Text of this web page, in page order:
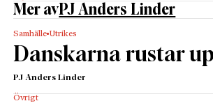
Mer avPJ Anders Linder
Samhälle Utrikes
Danskarna rustar
PJ Anders Linder
Övrigt